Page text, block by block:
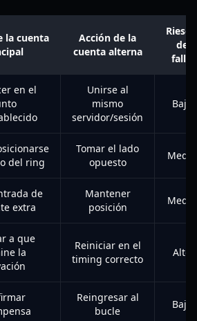
la cuenta
Acción de la
cuenta alterna
Riesgo
de
fallo
en el
Unirse al
mismo
servidor/sesión
Bajo
del ring
Tomar el lado
opuesto
Medio
de
extra
Mantener
posición
Medio
a que
la
Reiniciar en el
timing correcto
Alto
Reingresar al
bucle
Bajo